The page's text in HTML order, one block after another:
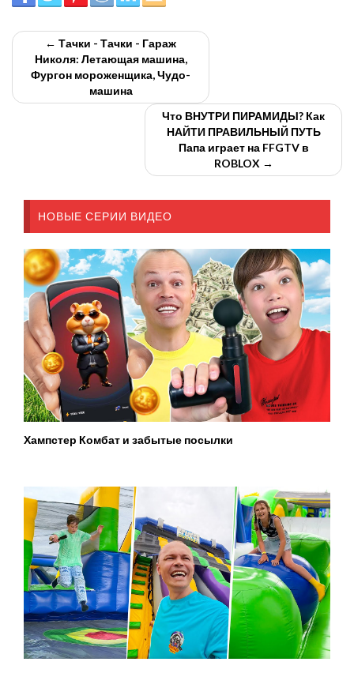
← Тачки - Тачки - Гараж
Николя: Летающая машина,
Фургон мороженщика, Чудо-
машина
Что ВНУТРИ ПИРАМИДЫ? Как
НАЙТИ ПРАВИЛЬНЫЙ ПУТЬ
Папа играет на FFGTV в
ROBLOX →
НОВЫЕ СЕРИИ ВИДЕО
Хампстер Комбат и забытые посылки